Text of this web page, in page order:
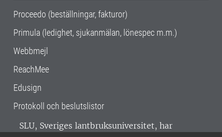
Proceedo (beställningar, fakturor)
Primula (ledighet, sjukanmälan, lönespec m.m.)
Webbmejl
ReachMee
Edusign
Protokoll och beslutslistor
SLU, Sveriges lantbruksuniversitet, har